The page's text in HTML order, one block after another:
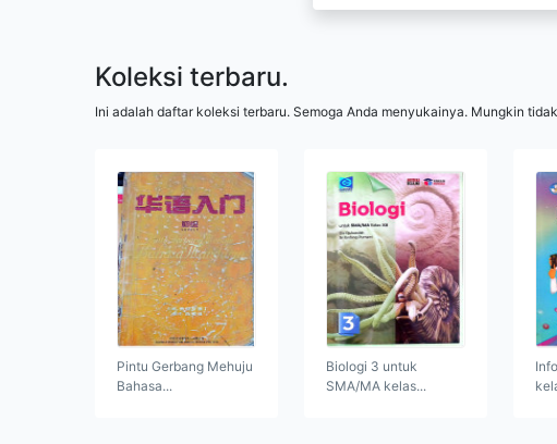
Koleksi terbaru.
Ini adalah daftar koleksi terbaru. Semoga Anda menyukainya. Mungkin
Pintu Gerbang Mehuju
Bahasa...
Biologi 3 untuk
SMA/MA kelas...